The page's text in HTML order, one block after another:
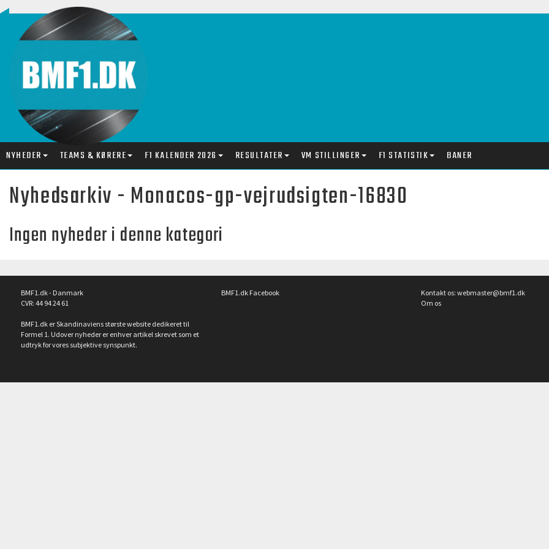
NYHEDER TEAMS & KØRERE F1 KALENDER 2026 RESULTATER VM STILLINGER F1 STATISTIK BANER
Nyhedsarkiv - Monacos-gp-vejrudsigten-16830
Ingen nyheder i denne kategori
BMF1.dk - Danmark
CVR: 44 94 24 61
BMF1.dk er Skandinaviens største website dedikeret til
Formel 1. Udover nyheder er enhver artikel skrevet som et
udtryk for vores subjektive synspunkt.
BMF1.dk Facebook Kontakt os: webmaster@bmf1.dk
Om os